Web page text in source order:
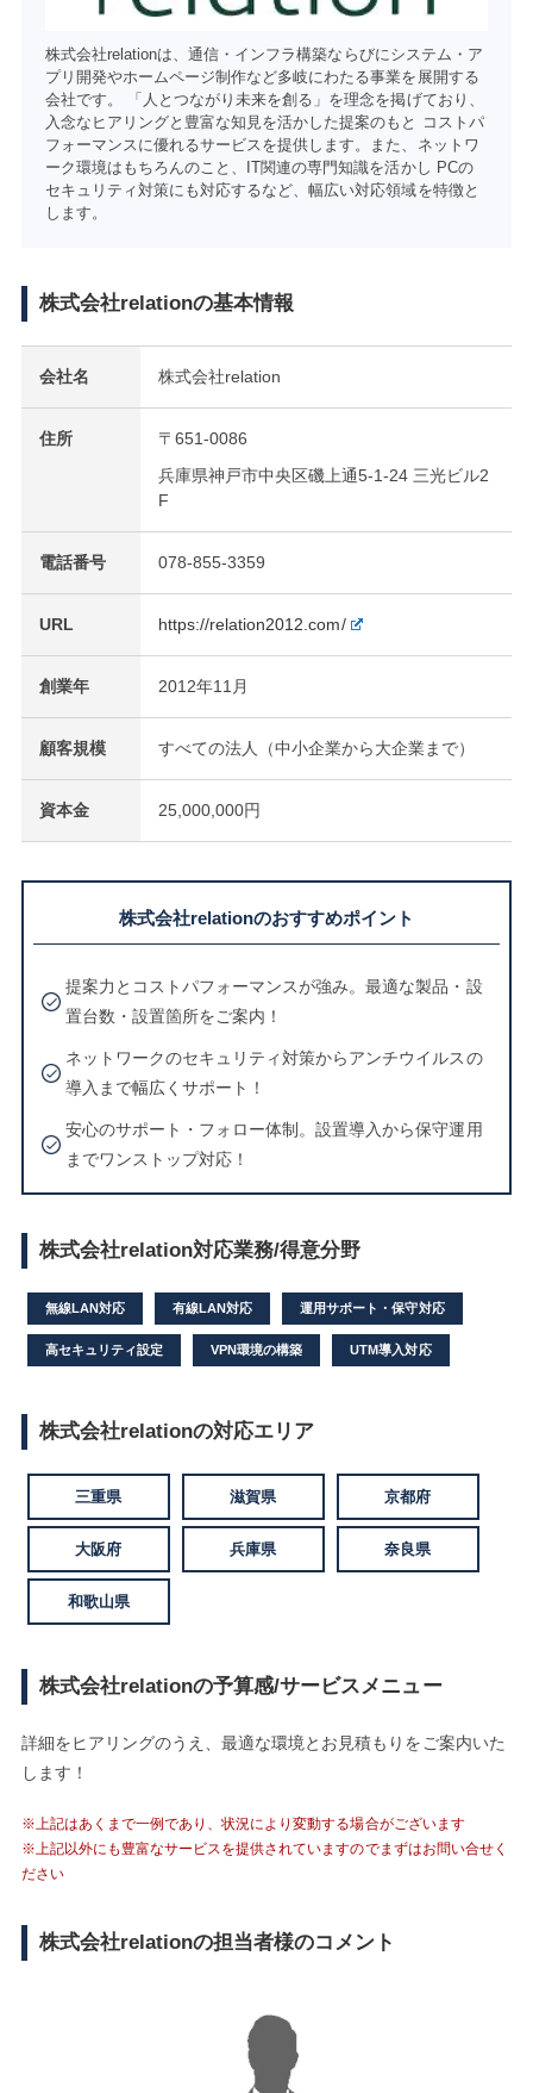
株式会社relationは、通信・インフラ構築ならびにシステム・ア
プリ開発やホームページ制作など多岐にわたる事業を展開する
会社です。 「人とつながり未来を創る」を理念を掲げており、
入念なヒアリングと豊富な知見を活かした提案のもと コストパ
フォーマンスに優れるサービスを提供します。また、ネットワ
ーク環境はもちろんのこと、IT関連の専門知識を活かし PCの
セキュリティ対策にも対応するなど、幅広い対応領域を特徴と
します。
株式会社relationの基本情報
会社名 株式会社relation
住所
〒651-0086
兵庫県神戸市中央区磯上通5-1-24 三光ビル2
F
電話番号 078-855-3359
URL https://relation2012.com/
創業年 2012年11月
顧客規模 すべての法人（中小企業から大企業まで）
資本金 25,000,000円
株式会社relationのおすすめポイント
提案力とコストパフォーマンスが強み。最適な製品・設
置台数・設置箇所をご案内！
ネットワークのセキュリティ対策からアンチウイルスの
導入まで幅広くサポート！
安心のサポート・フォロー体制。設置導入から保守運用
までワンストップ対応！
株式会社relation対応業務/得意分野
無線LAN対応 有線LAN対応 運用サポート・保守対応
高セキュリティ設定 VPN環境の構築 UTM導入対応
株式会社relationの対応エリア
三重県 滋賀県 京都府
大阪府 兵庫県 奈良県
和歌山県
株式会社relationの予算感/サービスメニュー
詳細をヒアリングのうえ、最適な環境とお見積もりをご案内いた
します！
※上記はあくまで一例であり、状況により変動する場合がございます
※上記以外にも豊富なサービスを提供されていますのでまずはお問い合せく
ださい
株式会社relationの担当者様のコメント